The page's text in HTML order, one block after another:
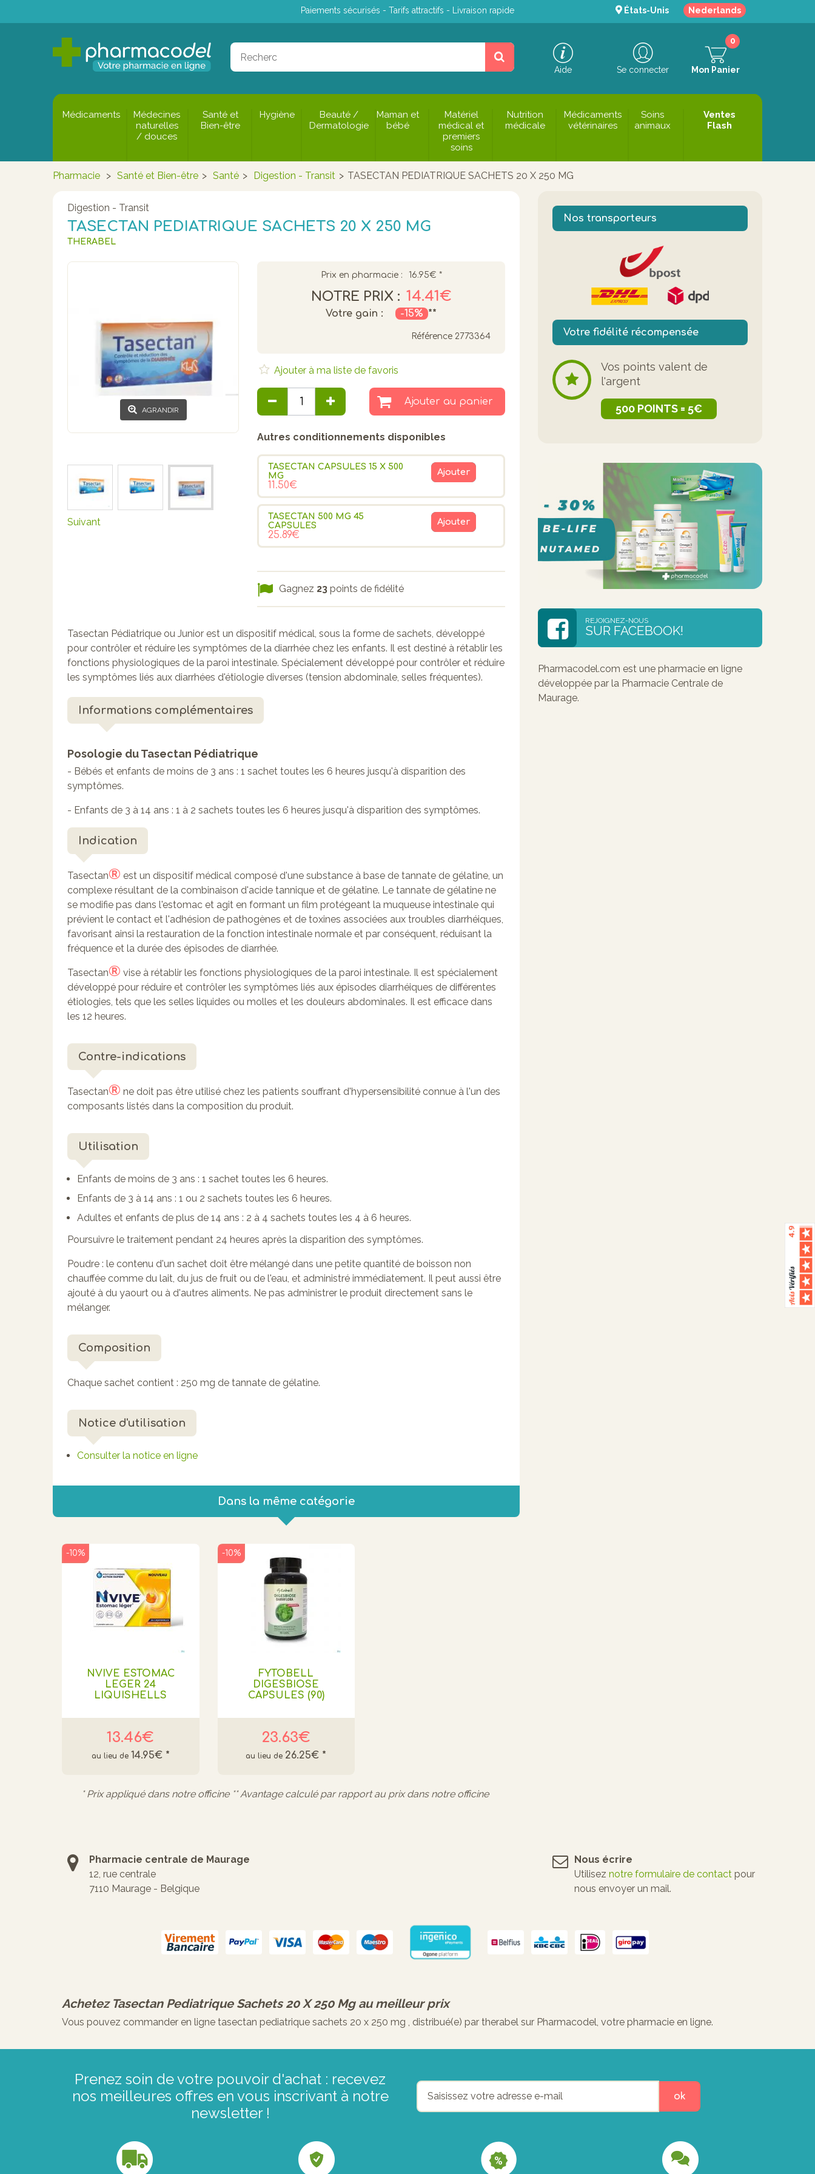
Paiements sécurisés - Tarifs attractifs - Livraison rapide États-Unis Nederlands
Aide Se connecter Mon Panier
0
Médicaments
Médecines
naturelles
/ douces
Santé et
Bien-être
Hygiène
Beauté /
Dermatologie
Maman et
bébé
Matériel
médical et
premiers
soins
Nutrition
médicale
Médicaments
vétérinaires
Soins
animaux
Ventes
Flash
Pharmacie > Santé et Bien-être > Santé > Digestion - Transit > TASECTAN PEDIATRIQUE SACHETS 20 X 250 MG
Digestion - Transit
TASECTAN PEDIATRIQUE SACHETS 20 X 250 MG
THERABEL
AGRANDIR
Suivant
Prix en pharmacie : 16.95€ *
NOTRE PRIX : 14.41€
Votre gain : -15% **
Référence 2773364
Ajouter à ma liste de favoris
Ajouter au panier
Autres conditionnements disponibles
TASECTAN CAPSULES 15 X 500
MG
11.50€
Ajouter
TASECTAN 500 MG 45
CAPSULES
25.89€
Ajouter
Gagnez 23 points de fidélité
Tasectan Pédiatrique ou Junior est un dispositif médical, sous la forme de sachets, développé
pour contrôler et réduire les symptômes de la diarrhée chez les enfants. Il est destiné à rétablir les
fonctions physiologiques de la paroi intestinale. Spécialement développé pour contrôler et réduire
les symptômes liés aux diarrhées d'étiologie diverses (tension abdominale, selles fréquentes).
Informations complémentaires
Posologie du Tasectan Pédiatrique
- Bébés et enfants de moins de 3 ans : 1 sachet toutes les 6 heures jusqu'à disparition des
symptômes.
- Enfants de 3 à 14 ans : 1 à 2 sachets toutes les 6 heures jusqu'à disparition des symptômes.
Indication
Tasectan® est un dispositif médical composé d'une substance à base de tannate de gélatine, un
complexe résultant de la combinaison d'acide tannique et de gélatine. Le tannate de gélatine ne
se modifie pas dans l'estomac et agit en formant un film protégeant la muqueuse intestinale qui
prévient le contact et l'adhésion de pathogènes et de toxines associées aux troubles diarrhéiques,
favorisant ainsi la restauration de la fonction intestinale normale et par conséquent, réduisant la
fréquence et la durée des épisodes de diarrhée.
Tasectan® vise à rétablir les fonctions physiologiques de la paroi intestinale. Il est spécialement
développé pour réduire et contrôler les symptômes liés aux épisodes diarrhéiques de différentes
étiologies, tels que les selles liquides ou molles et les douleurs abdominales. Il est efficace dans
les 12 heures.
Contre-indications
Tasectan® ne doit pas être utilisé chez les patients souffrant d'hypersensibilité connue à l'un des
composants listés dans la composition du produit.
Utilisation
Enfants de moins de 3 ans : 1 sachet toutes les 6 heures.
Enfants de 3 à 14 ans : 1 ou 2 sachets toutes les 6 heures.
Adultes et enfants de plus de 14 ans : 2 à 4 sachets toutes les 4 à 6 heures.
Poursuivre le traitement pendant 24 heures après la disparition des symptômes.
Poudre : le contenu d'un sachet doit être mélangé dans une petite quantité de boisson non
chauffée comme du lait, du jus de fruit ou de l'eau, et administré immédiatement. Il peut aussi être
ajouté à du yaourt ou à d'autres aliments. Ne pas administrer le produit directement sans le
mélanger.
Composition
Chaque sachet contient : 250 mg de tannate de gélatine.
Notice d'utilisation
Consulter la notice en ligne
Dans la même catégorie
NVIVE ESTOMAC
LEGER 24
LIQUISHELLS
13.46€
-10%
14.95€ *
FYTOBELL
DIGESBIOSE
CAPSULES (90)
23.63€
-10%
26.25€ *
* Prix appliqué dans notre officine ** Avantage calculé par rapport au prix dans notre officine
Nos transporteurs
Votre fidélité récompensée
Vos points valent de
l'argent
500 POINTS = 5€
REJOIGNEZ-NOUS
SUR FACEBOOK!
Pharmacodel.com est une pharmacie en ligne
développée par la Pharmacie Centrale de
Maurage.
Pharmacie centrale de Maurage
12, rue centrale
7110 Maurage - Belgique
Nous écrire
Utilisez notre formulaire de contact pour
nous envoyer un mail.
Achetez Tasectan Pediatrique Sachets 20 X 250 Mg au meilleur prix
Vous pouvez commander en ligne tasectan pediatrique sachets 20 x 250 mg , distribué(e) par therabel sur Pharmacodel, votre pharmacie en ligne.
Prenez soin de votre pouvoir d'achat : recevez
nos meilleures offres en vous inscrivant à notre
newsletter !
ok